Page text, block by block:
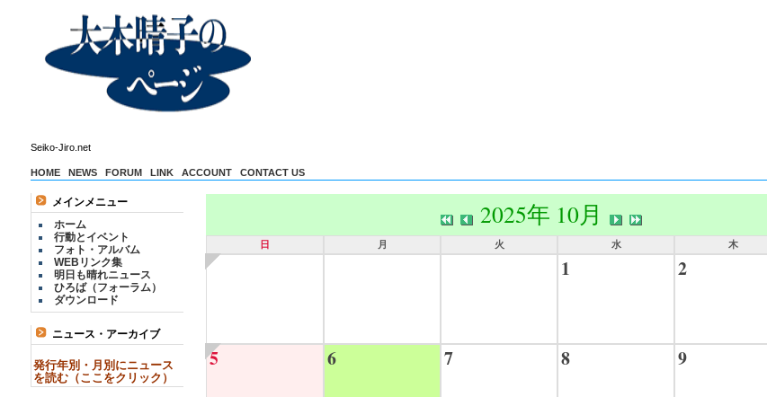
Seiko-Jiro.net
HOME NEWS FORUM LINK ACCOUNT CONTACT US
メインメニュー
ホーム
行動とイベント
フォト・アルバム
WEBリンク集
明日も晴れニュース
ひろば（フォーラム）
ダウンロード
ニュース・アーカイブ
発行年別・月別にニュース
を読む（ここをクリック）
2025年 10月
日 月 火 水 木
1 2
5 6 7 8 9